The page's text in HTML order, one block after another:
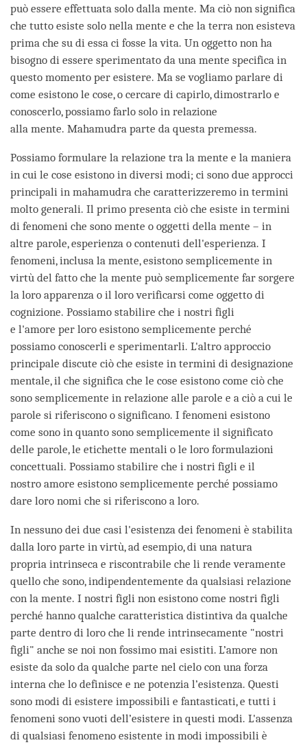
può essere effettuata solo dalla mente. Ma ciò non significa
che tutto esiste solo nella mente e che la terra non esisteva
prima che su di essa ci fosse la vita. Un oggetto non ha
bisogno di essere sperimentato da una mente specifica in
questo momento per esistere. Ma se vogliamo parlare di
come esistono le cose, o cercare di capirlo, dimostrarlo e
conoscerlo, possiamo farlo solo in relazione
alla mente. Mahamudra parte da questa premessa.
Possiamo formulare la relazione tra la mente e la maniera
in cui le cose esistono in diversi modi; ci sono due approcci
principali in mahamudra che caratterizzeremo in termini
molto generali. Il primo presenta ciò che esiste in termini
di fenomeni che sono mente o oggetti della mente – in
altre parole, esperienza o contenuti dell'esperienza. I
fenomeni, inclusa la mente, esistono semplicemente in
virtù del fatto che la mente può semplicemente far sorgere
la loro apparenza o il loro verificarsi come oggetto di
cognizione. Possiamo stabilire che i nostri figli
e l'amore per loro esistono semplicemente perché
possiamo conoscerli e sperimentarli. L'altro approccio
principale discute ciò che esiste in termini di designazione
mentale, il che significa che le cose esistono come ciò che
sono semplicemente in relazione alle parole e a ciò a cui le
parole si riferiscono o significano. I fenomeni esistono
come sono in quanto sono semplicemente il significato
delle parole, le etichette mentali o le loro formulazioni
concettuali. Possiamo stabilire che i nostri figli e il
nostro amore esistono semplicemente perché possiamo
dare loro nomi che si riferiscono a loro.
In nessuno dei due casi l'esistenza dei fenomeni è stabilita
dalla loro parte in virtù, ad esempio, di una natura
propria intrinseca e riscontrabile che li rende veramente
quello che sono, indipendentemente da qualsiasi relazione
con la mente. I nostri figli non esistono come nostri figli
perché hanno qualche caratteristica distintiva da qualche
parte dentro di loro che li rende intrinsecamente "nostri
figli" anche se noi non fossimo mai esistiti. L’amore non
esiste da solo da qualche parte nel cielo con una forza
interna che lo definisce e ne potenzia l’esistenza. Questi
sono modi di esistere impossibili e fantasticati, e tutti i
fenomeni sono vuoti dell’esistere in questi modi. L'assenza
di qualsiasi fenomeno esistente in modi impossibili è